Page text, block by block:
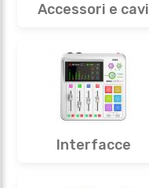
Accessori e cavi
Interfacce